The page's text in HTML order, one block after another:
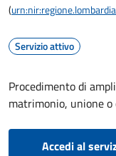
(
Servizio attivo
Procedimento di
matrimonio, unione o
Accedi al